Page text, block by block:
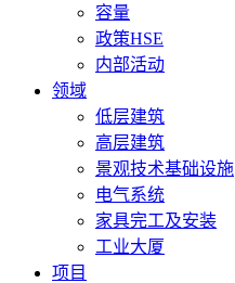
容量
政策HSE
内部活动
领域
低层建筑
高层建筑
景观技术基础设施
电气系统
家具完工及安装
工业大厦
项目